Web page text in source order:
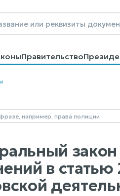
Правительство
договоровКонтакты
в